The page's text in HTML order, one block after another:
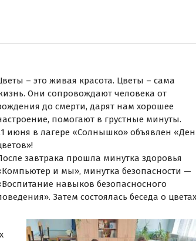
– это живая красота. Цветы – сама
Они сопровождают человека от
до смерти, дарят нам хорошее
помогают в грустные минуты.
июня в лагере «Солнышко» объявлен
завтрака прошла минутка здоровья
и мы», минутка безопасности —
навыков безопасносного
Затем состоялась беседа о